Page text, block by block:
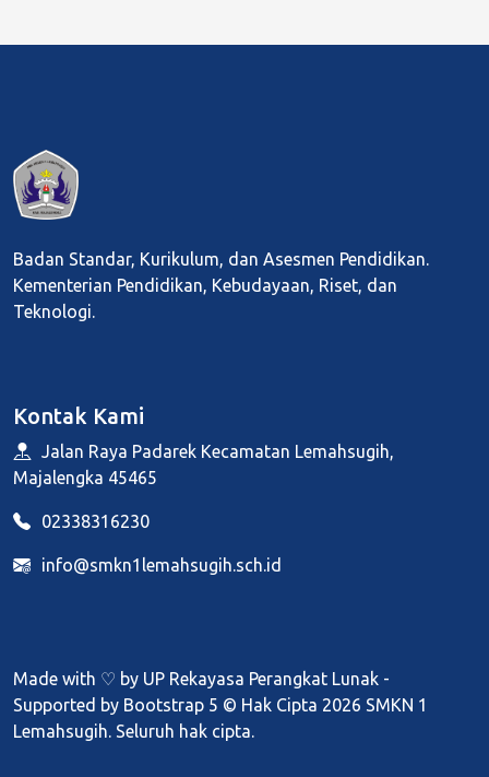
Badan Standar, Kurikulum, dan Asesmen Pendidikan.
Kementerian Pendidikan, Kebudayaan, Riset, dan
Teknologi.
Kontak Kami
Jalan Raya Padarek Kecamatan Lemahsugih,
Majalengka 45465
02338316230
info@smkn1lemahsugih.sch.id
Made with ♡ by UP Rekayasa Perangkat Lunak -
Supported by Bootstrap 5 © Hak Cipta 2026 SMKN 1
Lemahsugih. Seluruh hak cipta.